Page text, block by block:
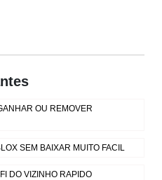
OU REMOVER
SEM BAIXAR MUITO FACIL
DO VIZINHO RAPIDO